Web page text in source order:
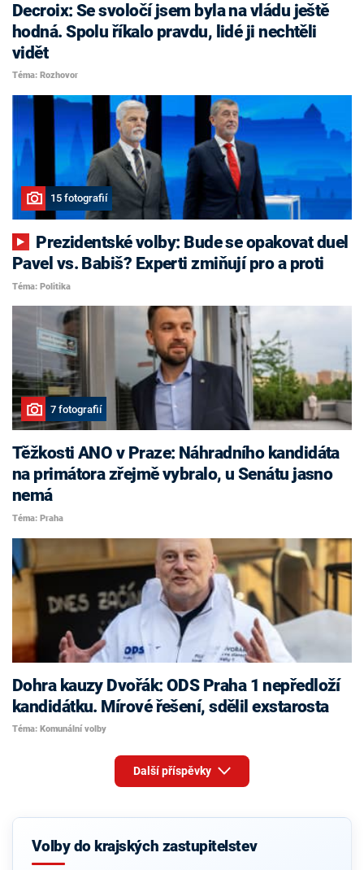
Decroix: Se svoločí jsem byla na vládu ještě
hodná. Spolu říkalo pravdu, lidé ji nechtěli
vidět
Téma: Rozhovor
15 fotografií
Pavel vs. Babiš? Experti zmiňují pro a proti
Téma: Politika
7 fotografií
Těžkosti ANO v Praze: Náhradního kandidáta
na primátora zřejmě vybralo, u Senátu jasno
nemá
Téma: Praha
Dohra kauzy Dvořák: ODS Praha 1 nepředloží
kandidátku. Mírové řešení, sdělil exstarosta
Téma: Komunální volby
Další příspěvky
Volby do krajských zastupitelstev